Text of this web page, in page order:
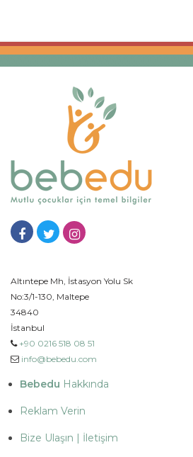
Altıntepe Mh, İstasyon Yolu Sk
No:3/1-130, Maltepe
34840
İstanbul
+90 0216 518 08 51
info@bebedu.com
Bebedu Hakkında
Reklam Verin
Bize Ulaşın | İletişim